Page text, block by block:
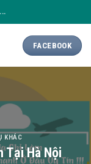
FACEBOOK
KHÁC
Tại Hà Nội